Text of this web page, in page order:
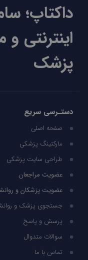
داکتاپ؛
اینترنتی و
پزشک
دستـرسی سریع
صفحه اصلی
مارکتینگ پزشکی
طراحی سایت پزشکی
عضویت مراجعان
عضویت پزشکان و
جستجوی پزشک و
پرسش و پاسخ
سوالات متدوال
تماس با ما